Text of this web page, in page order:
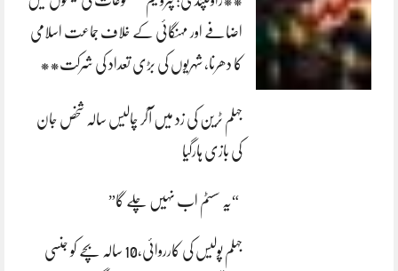
اضافے اور مہنگائی کے خلاف جماعت اسلامی
کا دھرنا، شہریوں کی بڑی تعداد کی شرکت**
جہلم ٹرین کی زد میں آکر چالیس سالہ شخص جان
کی بازی ہارگیا
“یہ سسٹم اب نہیں چلے گا”
جہلم پولیس کی کارروائی،10 سالہ بچے کو جنسی